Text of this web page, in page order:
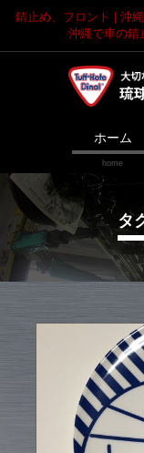
錆止め、フロント | 沖
沖縄で車の錆
ホーム
タ